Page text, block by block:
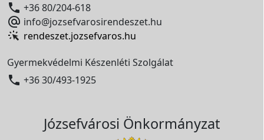
 +36 80/204-618
 info@jozsefvarosirendeszet.hu
rendeszet.jozsefvaros.hu
Gyermekvédelmi Készenléti Szolgálat
 +36 30/493-1925
Józsefvárosi Önkormányzat